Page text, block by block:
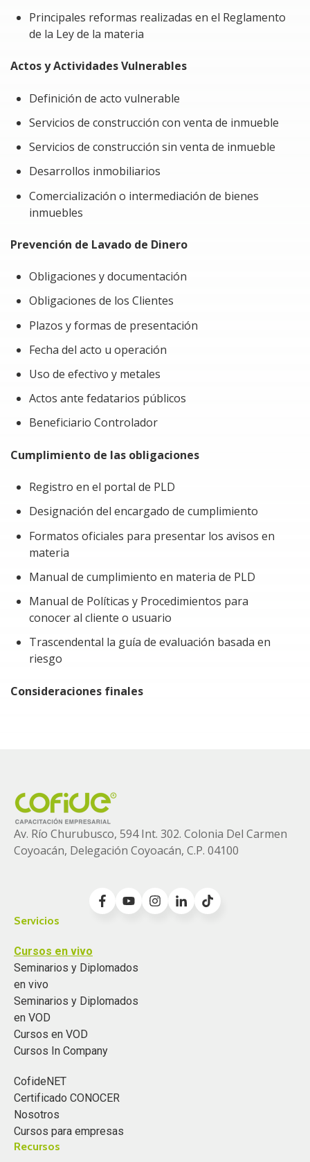
Identificación clara y sencilla de las obligaciones
para constructoras y desarrolladores
Presentar en tiempo y forma los diferentes avisos
Identificar correctamente al beneficiario
Problemática a resolver al tomar el Curso
Reducir el riesgo de que constructoras y
operaciones con recursos de origen ilícito.
ley antilavado.
efectivo con clientes o proveedores.
autoridad por incumplimiento de las obligaciones
Principales reformas realizadas en el Reglamento
de la Ley de la materia
Actos y Actividades Vulnerables
Definición de acto vulnerable
Servicios de construcción con venta de inmueble
Servicios de construcción sin venta de inmueble
Desarrollos inmobiliarios
Comercialización o intermediación de bienes
inmuebles
Prevención de Lavado de Dinero
Obligaciones y documentación
Obligaciones de los Clientes
Plazos y formas de presentación
Fecha del acto u operación
Uso de efectivo y metales
Actos ante fedatarios públicos
Beneficiario Controlador
Cumplimiento de las obligaciones
Registro en el portal de PLD
Designación del encargado de cumplimiento
Formatos oficiales para presentar los avisos en
materia
Manual de cumplimiento en materia de PLD
Manual de Políticas y Procedimientos para
conocer al cliente o usuario
Trascendental la guía de evaluación basada en
riesgo
Consideraciones finales
Av. Río Churubusco, 594 Int. 302. Colonia Del Carmen
Coyoacán, Delegación Coyoacán, C.P. 04100
Servicios
Cursos en vivo
Seminarios y Diplomados
en vivo
Seminarios y Diplomados
en VOD
Cursos en VOD
Cursos In Company
CofideNET
Certificado CONOCER
Nosotros
Cursos para empresas
Recursos